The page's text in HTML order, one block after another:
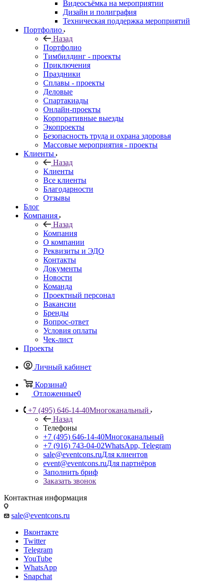
Видеосъёмка на мероприятии
Дизайн и полиграфия
Техническая поддержка мероприятий
Портфолио
Назад
Портфолио
Тимбилдинг - проекты
Приключения
Праздники
Сплавы - проекты
Деловые
Спартакиады
Онлайн-проекты
Корпоративные выезды
Экопроекты
Безопасность труда и охрана здоровья
Массовые мероприятия - проекты
Клиенты
Назад
Клиенты
Все клиенты
Благодарности
Отзывы
Блог
Компания
Назад
Компания
О компании
Реквизиты и ЭДО
Контакты
Документы
Новости
Команда
Проектный персонал
Вакансии
Бренды
Вопрос-ответ
Условия оплаты
Чек-лист
Проекты
Личный кабинет
Корзина0
Отложенные0
+7 (495) 646-14-40Многоканальный
Назад
Телефоны
+7 (495) 646-14-40Многоканальный
+7 (916) 743-04-02WhatsApp, Telegram
sale@eventcons.ruДля клиентов
event@eventcons.ruДля партнёров
Заполнить бриф
Заказать звонок
Контактная информация
sale@eventcons.ru
Вконтакте
Twitter
Telegram
YouTube
WhatsApp
Snapchat